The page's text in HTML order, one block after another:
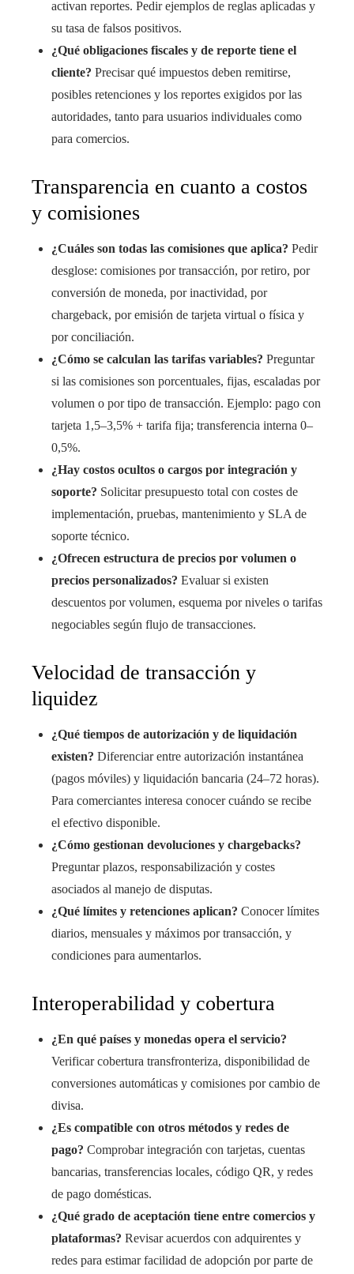
activan reportes. Pedir ejemplos de reglas aplicadas y
su tasa de falsos positivos.
¿Qué obligaciones fiscales y de reporte tiene el
cliente? Precisar qué impuestos deben remitirse,
posibles retenciones y los reportes exigidos por las
autoridades, tanto para usuarios individuales como
para comercios.
Transparencia en cuanto a costos
y comisiones
¿Cuáles son todas las comisiones que aplica? Pedir
desglose: comisiones por transacción, por retiro, por
conversión de moneda, por inactividad, por
chargeback, por emisión de tarjeta virtual o física y
por conciliación.
¿Cómo se calculan las tarifas variables? Preguntar
si las comisiones son porcentuales, fijas, escaladas por
volumen o por tipo de transacción. Ejemplo: pago con
tarjeta 1,5–3,5% + tarifa fija; transferencia interna 0–
0,5%.
¿Hay costos ocultos o cargos por integración y
soporte? Solicitar presupuesto total con costes de
implementación, pruebas, mantenimiento y SLA de
soporte técnico.
¿Ofrecen estructura de precios por volumen o
precios personalizados? Evaluar si existen
descuentos por volumen, esquema por niveles o tarifas
negociables según flujo de transacciones.
Velocidad de transacción y
liquidez
¿Qué tiempos de autorización y de liquidación
existen? Diferenciar entre autorización instantánea
(pagos móviles) y liquidación bancaria (24–72 horas).
Para comerciantes interesa conocer cuándo se recibe
el efectivo disponible.
¿Cómo gestionan devoluciones y chargebacks?
Preguntar plazos, responsabilización y costes
asociados al manejo de disputas.
¿Qué límites y retenciones aplican? Conocer límites
diarios, mensuales y máximos por transacción, y
condiciones para aumentarlos.
Interoperabilidad y cobertura
¿En qué países y monedas opera el servicio?
Verificar cobertura transfronteriza, disponibilidad de
conversiones automáticas y comisiones por cambio de
divisa.
¿Es compatible con otros métodos y redes de
pago? Comprobar integración con tarjetas, cuentas
bancarias, transferencias locales, código QR, y redes
de pago domésticas.
¿Qué grado de aceptación tiene entre comercios y
plataformas? Revisar acuerdos con adquirentes y
redes para estimar facilidad de adopción por parte de